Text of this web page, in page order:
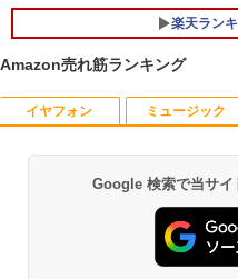
世代
56GB-
パソコ
￥
型
世代
EBカメ
￥
5
【全品
世代 i7
8世代
B/
HDMI
コン pc
￥
5
【公式
フルhd
光沢 ス
リスオ
￥
楽天ラン
Amazon売れ筋ランキング
イヤフォン
Anker
￥7,990
ミュージック
BRUCE
[Explicit]
￥250
by
富士山の
ウォータ
ットル
薬屋のひ
ンガンコ
￥770
Google 検索で当サイ